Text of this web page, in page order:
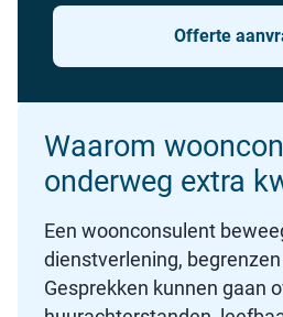
Offerte
Waarom
onderweg extra
Een woonconsulent
dienstverlening,
Gesprekken kunnen gaan